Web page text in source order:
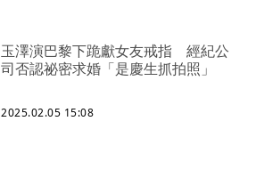
玉澤演巴黎下跪獻女友戒指 經紀公
司否認祕密求婚「是慶生抓拍照」
2025.02.05 15:08